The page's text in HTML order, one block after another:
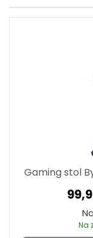
Gaming stol
Na